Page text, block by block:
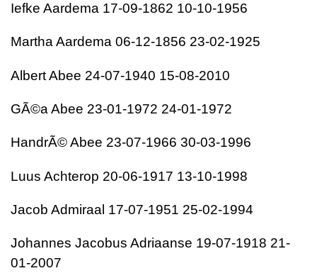
Iefke Aardema 17-09-1862 10-10-1956
Martha Aardema 06-12-1856 23-02-1925
Albert Abee 24-07-1940 15-08-2010
GÃ©a Abee 23-01-1972 24-01-1972
HandrÃ© Abee 23-07-1966 30-03-1996
Luus Achterop 20-06-1917 13-10-1998
Jacob Admiraal 17-07-1951 25-02-1994
Johannes Jacobus Adriaanse 19-07-1918 21-
01-2007